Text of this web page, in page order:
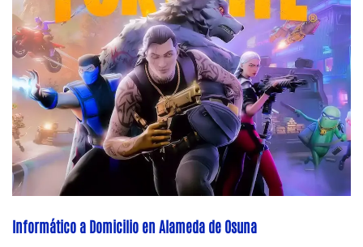
Informático a Domicilio en Alameda de Osuna